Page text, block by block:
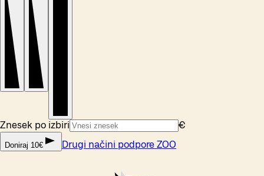
Znesek po izbiri €
Doniraj 10€ Drugi načini podpore ZOO